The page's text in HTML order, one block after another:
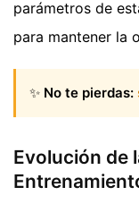
parámetros de
para mantener la
✨ No te pierdas:
Evolución de